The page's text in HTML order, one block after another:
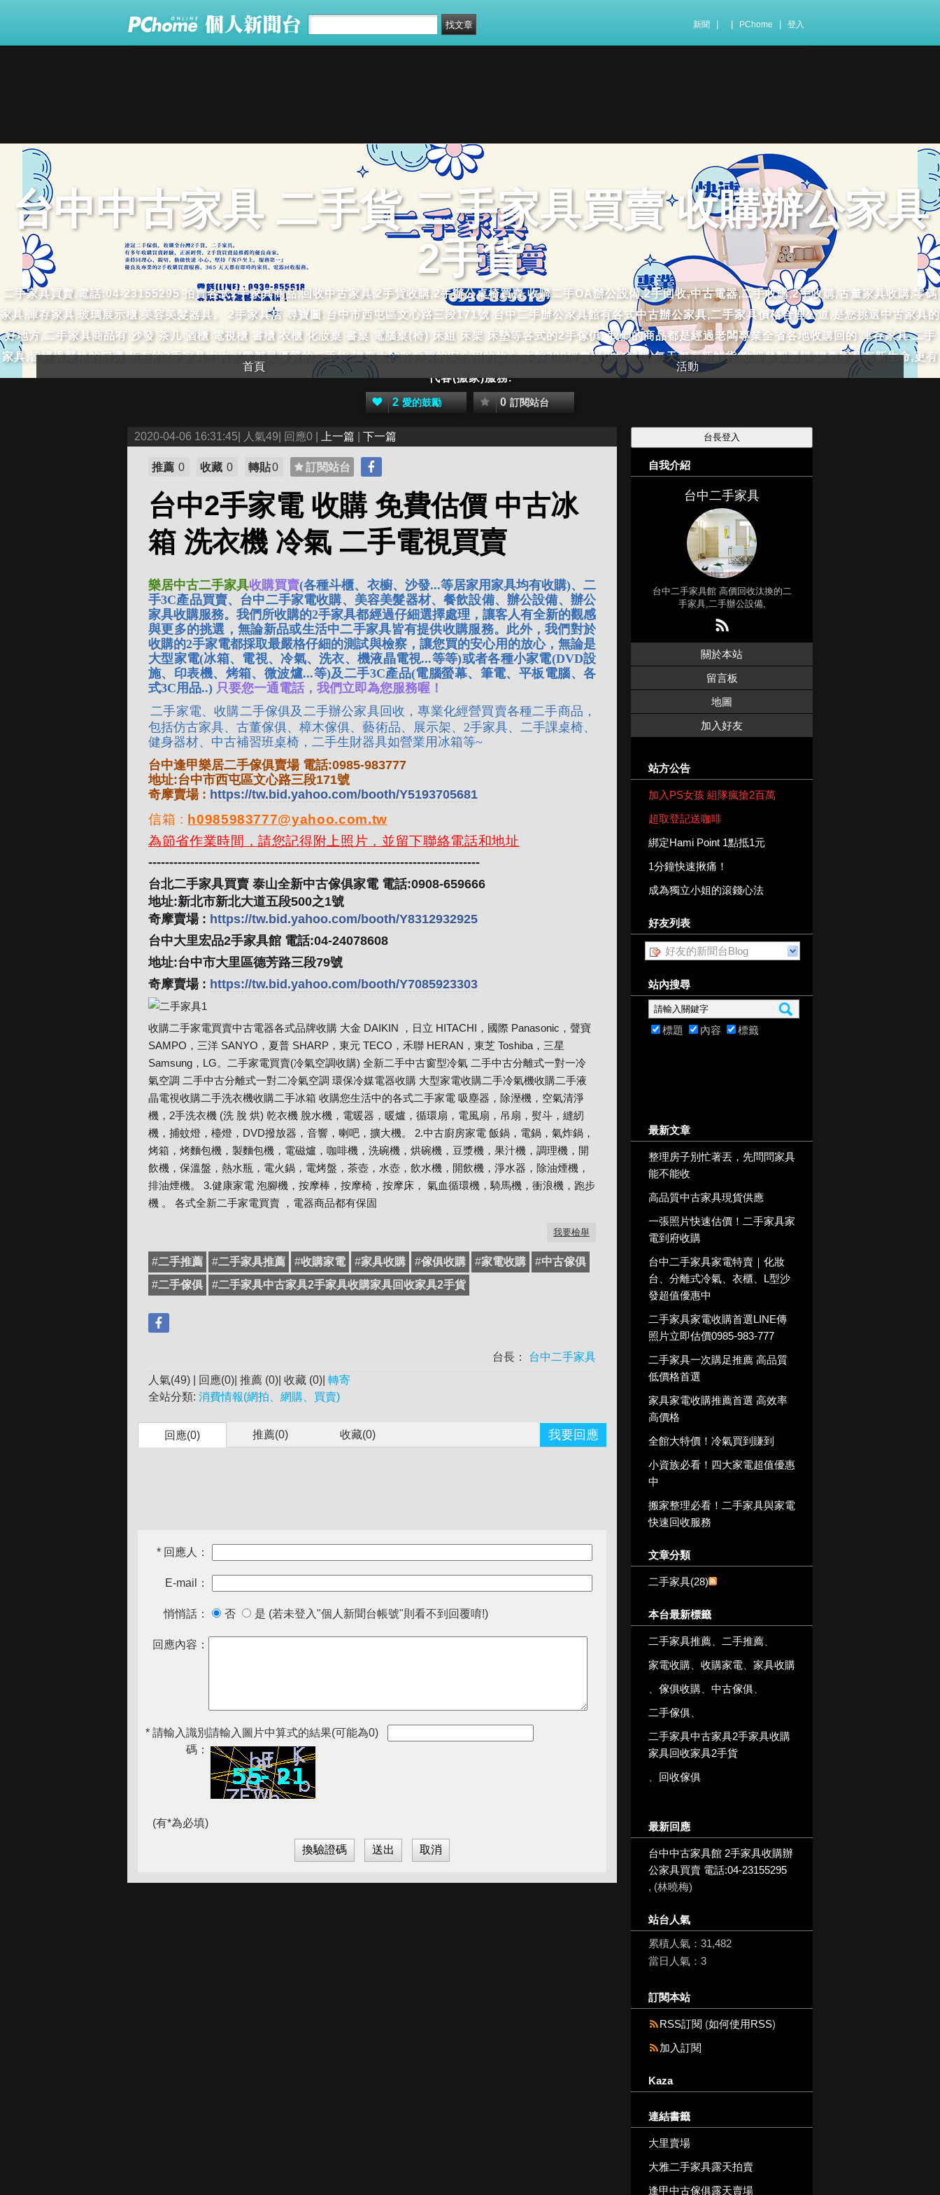
新聞 PChome 登入
台中中古家具 二手貨 二手家具買賣 收購辦公家具
2手貨
二手家具買賣,電話:04-23155295 拍賣各式2手家具商品,回收中古家具,2手貨收購,2手辦公桌椅買賣,收購二手OA辦公設備,2手回收,中古電器,二手收購,2手收購,古董家具收購,零碼
家具,庫存家具,玻璃展示櫃,美容美髮器具。 2手家具店 尋寶圖:台中市西屯區文心路三段171號 台中二手辦公家具館有各式中古辦公家具,二手家具價格合理公道,是您挑選中古家具的
好地方,二手家具商品有 沙發 茶几 酒櫃 電視櫃 書櫃 衣櫃 化妝桌 書桌 電腦桌(椅) 床組 床架 床墊等各式的2手傢俱. 我們的商品都是經過老闆專業全省各地收購回的 庫存家具 二手
家具,皆經過嚴格的篩選,所有的2手家具中古家電都是優質的二手貨,讓廣大的客戶買的安心用的放心,本館300坪賣場供您選購,每天都有新鮮貨,歡迎參觀選購.讓舊家具有新生命,更有
代客(搬家)服務.
2 愛的鼓勵 0 訂閱站台
首頁 活動
2020-04-06 16:31:45| 人氣49| 回應0 | 上一篇 下一篇
推薦 0 收藏 0 轉貼0 訂閱站台
台中2手家電 收購 免費估價 中古冰
箱 洗衣機 冷氣 二手電視買賣
樂居中古二手家具收購買賣(各種斗櫃、衣櫥、沙發...等居家用家具均有收購)、二
手3C產品買賣、台中二手家電收購、美容美髮器材、餐飲設備、辦公設備、辦公
家具收購服務。我們所收購的2手家具都經過仔細選擇處理，讓客人有全新的觀感
與更多的挑選，無論新品或生活中二手家具皆有提供收購服務。此外，我們對於
收購的2手家電都採取最嚴格仔細的測試與檢察，讓您買的安心用的放心，無論是
大型家電(冰箱、電視、冷氣、洗衣、機液晶電視...等等)或者各種小家電(DVD設
施、印表機、烤箱、微波爐...等)及二手3C產品(電腦螢幕、筆電、平板電腦、各
式3C用品..) 只要您一通電話，我們立即為您服務喔！
二手家電、收購二手傢俱及二手辦公家具回收，專業化經營買賣各種二手商品，
包括仿古家具、古董傢俱、樟木傢俱、藝術品、展示架、2手家具、二手課桌椅、
健身器材、中古補習班桌椅，二手生財器具如營業用冰箱等~
台中逢甲樂居二手傢俱賣場 電話:0985-983777
地址:台中市西屯區文心路三段171號
奇摩賣場 : https://tw.bid.yahoo.com/booth/Y5193705681
信箱 : h0985983777@yahoo.com.tw
為節省作業時間，請您記得附上照片，並留下聯絡電話和地址
-------------------------------------------------------------------------------
台北二手家具買賣 泰山全新中古傢俱家電 電話:0908-659666
地址:新北市新北大道五段500之1號
奇摩賣場 : https://tw.bid.yahoo.com/booth/Y8312932925
台中大里宏品2手家具館 電話:04-24078608
地址:台中市大里區德芳路三段79號
奇摩賣場 : https://tw.bid.yahoo.com/booth/Y7085923303
收購二手家電買賣中古電器各式品牌收購 大金 DAIKIN ，日立 HITACHI，國際 Panasonic，聲寶
SAMPO，三洋 SANYO，夏普 SHARP，東元 TECO，禾聯 HERAN，東芝 Toshiba，三星
Samsung，LG。二手家電買賣(冷氣空調收購) 全新二手中古窗型冷氣 二手中古分離式一對一冷
氣空調 二手中古分離式一對二冷氣空調 環保冷媒電器收購 大型家電收購二手冷氣機收購二手液
晶電視收購二手洗衣機收購二手冰箱 收購您生活中的各式二手家電 吸塵器，除溼機，空氣清淨
機，2手洗衣機 (洗 脫 烘) 乾衣機 脫水機，電暖器，暖爐，循環扇，電風扇，吊扇，熨斗，縫紉
機，捕蚊燈，檯燈，DVD撥放器，音響，喇吧，擴大機。 2.中古廚房家電 飯鍋，電鍋，氣炸鍋，
烤箱，烤麵包機，製麵包機，電磁爐，咖啡機，洗碗機，烘碗機，豆漿機，果汁機，調理機，開
飲機，保溫盤，熱水瓶，電火鍋，電烤盤，茶壺，水壺，飲水機，開飲機，淨水器，除油煙機，
排油煙機。 3.健康家電 泡腳機，按摩棒，按摩椅，按摩床， 氣血循環機，騎馬機，衝浪機，跑步
機 。 各式全新二手家電買賣 ，電器商品都有保固
我要檢舉
#二手推薦 #二手家具推薦 #收購家電 #家具收購 #傢俱收購 #家電收購 #中古傢俱
#二手傢俱 #二手家具中古家具2手家具收購家具回收家具2手貨
台長：
台中二手家具
人氣(49) | 回應(0)| 推薦 (0)| 收藏 (0)| 轉寄
全站分類: 消費情報(網拍、網購、買賣)
回應(0) 推薦(0) 收藏(0) 我要回應
* 回應人：
E-mail：
悄悄話： 否 是 (若未登入"個人新聞台帳號"則看不到回覆唷!)
回應內容：
* 請輸入識別
碼：
請輸入圖片中算式的結果(可能為0)
(有*為必填)
自我介紹
台中二手家具
台中二手家具館 高價回收汰換的二
手家具,二手辦公設備,
關於本站
留言板
地圖
加入好友
站方公告
加入PS女孩 組隊瘋搶2百萬
超取登記送咖啡
綁定Hami Point 1點抵1元
1分鐘快速揪痛！
成為獨立小姐的滾錢心法
好友列表
好友的新聞台Blog
站內搜尋
標題 內容 標籤
最新文章
整理房子別忙著丟，先問問家具
能不能收
高品質中古家具現貨供應
一張照片快速估價！二手家具家
電到府收購
台中二手家具家電特賣｜化妝
台、分離式冷氣、衣櫃、L型沙
發超值優惠中
二手家具家電收購首選LINE傳
照片立即估價0985-983-777
二手家具一次購足推薦 高品質
低價格首選
家具家電收購推薦首選 高效率
高價格
全館大特價！冷氣買到賺到
小資族必看！四大家電超值優惠
中
搬家整理必看！二手家具與家電
快速回收服務
文章分類
二手家具(28)
本台最新標籤
二手家具推薦 二手推薦
家電收購
收購家電
家具收購
傢俱收購 中古傢俱
二手傢俱
二手家具中古家具2手家具收購
家具回收家具2手貨
回收傢俱
最新回應
台中中古家具館 2手家具收購辦
公家具買賣 電話:04-23155295
, (林曉梅)
站台人氣
累積人氣： 31,482
當日人氣： 3
訂閱本站
RSS訂閱 (如何使用RSS)
加入訂閱
Kaza
連結書籤
大里賣場
大雅二手家具露天拍賣
逢甲中古傢俱露天賣場